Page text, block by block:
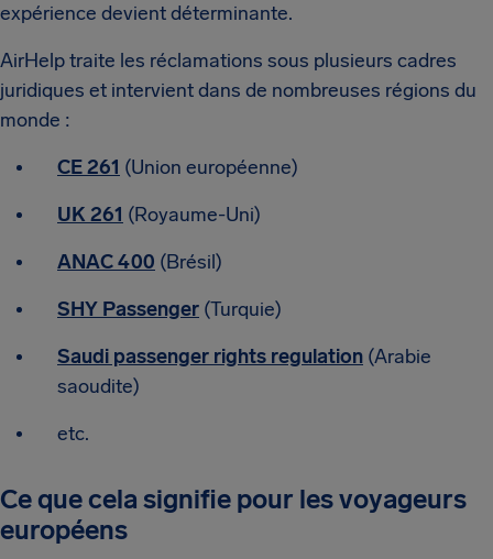
expérience devient déterminante.
AirHelp traite les réclamations sous plusieurs cadres
juridiques et intervient dans de nombreuses régions du
monde :
CE 261 (Union européenne)
UK 261 (Royaume-Uni)
ANAC 400 (Brésil)
SHY Passenger (Turquie)
Saudi passenger rights regulation (Arabie
saoudite)
etc.
Ce que cela signifie pour les voyageurs
européens